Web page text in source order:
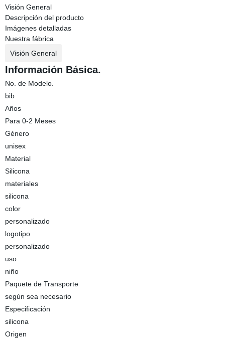
Visión General
Descripción del producto
Imágenes detalladas
Nuestra fábrica
Visión General
Información Básica.
No. de Modelo.
bib
Años
Para 0-2 Meses
Género
unisex
Material
Silicona
materiales
silicona
color
personalizado
logotipo
personalizado
uso
niño
Paquete de Transporte
según sea necesario
Especificación
silicona
Origen